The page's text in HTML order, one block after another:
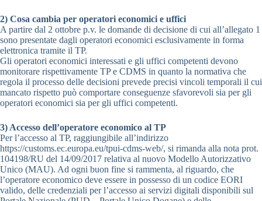
2) Cosa cambia per operatori economici e uffici
A partire dal 2 ottobre p.v. le domande di decisione di cui all’allegato 1
sono presentate dagli operatori economici esclusivamente in forma
elettronica tramite il TP.
Gli operatori economici interessati e gli uffici competenti devono
monitorare rispettivamente TP e CDMS in quanto la normativa che
regola il processo delle decisioni prevede precisi vincoli temporali il cui
mancato rispetto può comportare conseguenze sfavorevoli sia per gli
operatori economici sia per gli uffici competenti.
3) Accesso dell’operatore economico al TP
Per l’accesso al TP, raggiungibile all’indirizzo
https://customs.ec.europa.eu/tpui-cdms-web/, si rimanda alla nota prot.
104198/RU del 14/09/2017 relativa al nuovo Modello Autorizzativo
Unico (MAU). Ad ogni buon fine si rammenta, al riguardo, che
l’operatore economico deve essere in possesso di un codice EORI
valido, delle credenziali per l’accesso ai servizi digitali disponibili sul